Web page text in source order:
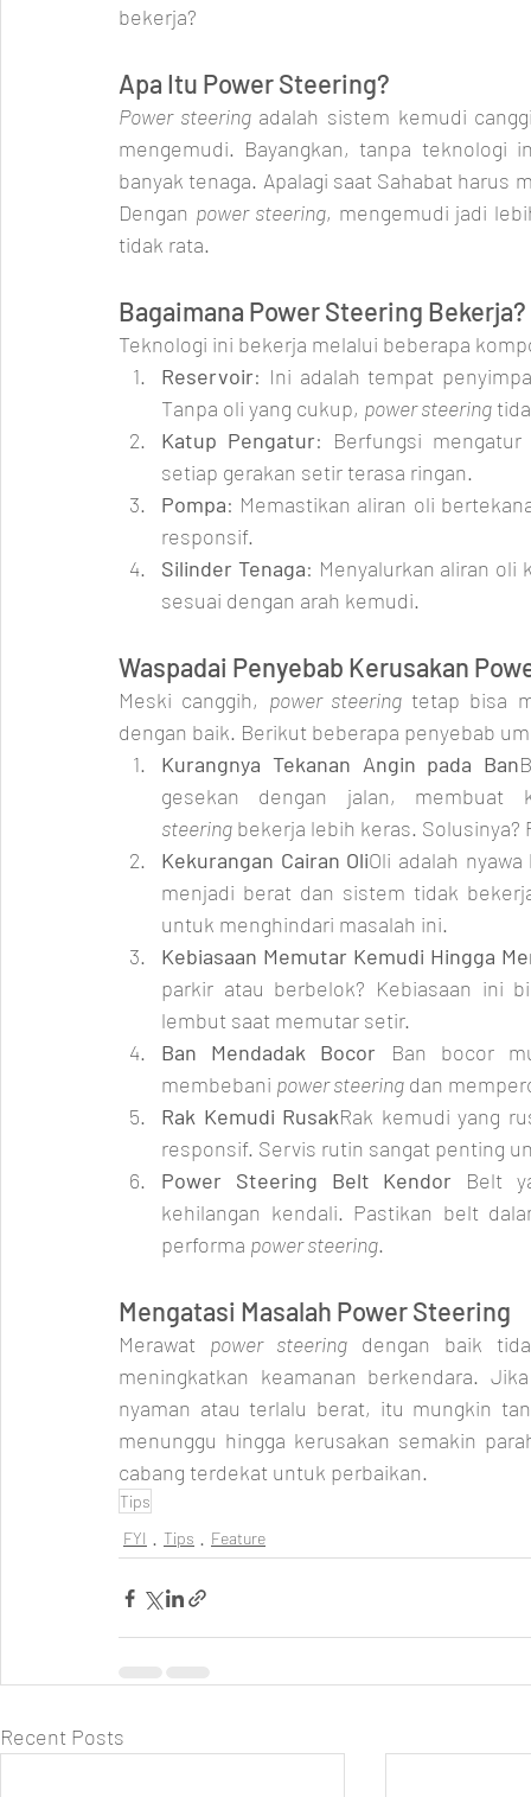
bekerja?
Apa Itu Power Steering?
Power steering adalah sistem kemudi
mengemudi. Bayangkan, tanpa
banyak tenaga. Apalagi saat Sahabat harus
Dengan power steering, mengemudi jadi
tidak rata.
Bagaimana Power Steering Bekerja?
Teknologi ini bekerja melalui beberapa
Reservoir: Ini adalah tempat
Tanpa oli yang cukup, power steering
Katup Pengatur: Berfungsi
setiap gerakan setir terasa ringan.
Pompa: Memastikan aliran oli
responsif.
Silinder Tenaga: Menyalurkan aliran oli
sesuai dengan arah kemudi.
Waspadai Penyebab Kerusakan
Meski canggih, power steering tetap bisa
dengan baik. Berikut beberapa penyebab
Kurangnya Tekanan Angin pada Ban
gesekan dengan jalan,
steering bekerja lebih keras.
Kekurangan Cairan OliOli adalah
menjadi berat dan sistem tidak
untuk menghindari masalah ini.
Kebiasaan Memutar Kemudi Hingga
parkir atau berbelok? Kebiasaan ini
lembut saat memutar setir.
Ban Mendadak Bocor
Ban bocor
membebani power steering dan
Rak Kemudi RusakRak kemudi yang
responsif. Servis rutin sangat penting
Power Steering Belt Kendor Belt
kehilangan kendali. Pastikan belt
performa power steering.
Mengatasi Masalah Power Steering
Merawat power steering dengan baik
meningkatkan keamanan berkendara.
nyaman atau terlalu berat, itu mungkin
menunggu hingga kerusakan semakin
cabang terdekat untuk perbaikan.
Tips
FYI
Tips Feature
Recent Posts